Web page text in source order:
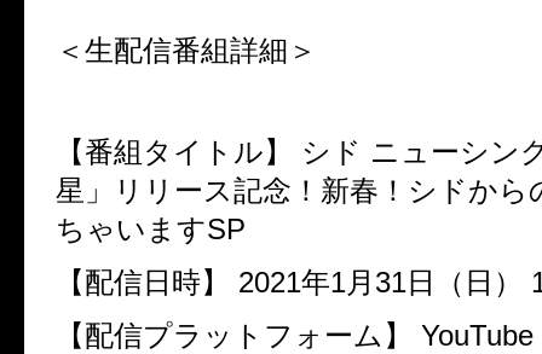
＜生配信番組詳細＞
【番組タイトル】 シド ニューシン
星」リリース記念！新春！シドから
ちゃいますSP
【配信日時】
2021年1月 31日（日）
【配信プラットフォーム】
YouTube